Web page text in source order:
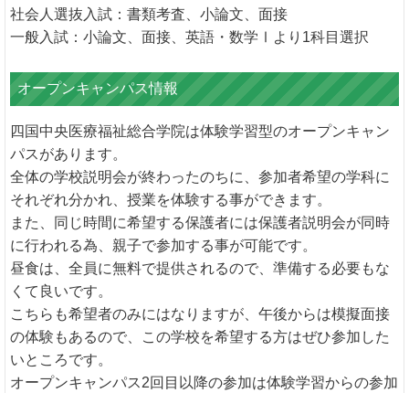
社会人選抜入試：書類考査、小論文、面接
一般入試：小論文、面接、英語・数学Ⅰより1科目選択
オープンキャンパス情報
四国中央医療福祉総合学院は体験学習型のオープンキャン
パスがあります。
全体の学校説明会が終わったのちに、参加者希望の学科に
それぞれ分かれ、授業を体験する事ができます。
また、同じ時間に希望する保護者には保護者説明会が同時
に行われる為、親子で参加する事が可能です。
昼食は、全員に無料で提供されるので、準備する必要もな
くて良いです。
こちらも希望者のみにはなりますが、午後からは模擬面接
の体験もあるので、この学校を希望する方はぜひ参加した
いところです。
オープンキャンパス2回目以降の参加は体験学習からの参加